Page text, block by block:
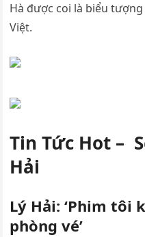
Hà được coi là biểu
Việt.
Tin Tức Hot –
Hải
Lý Hải: ‘Phim tôi
phòng vé’